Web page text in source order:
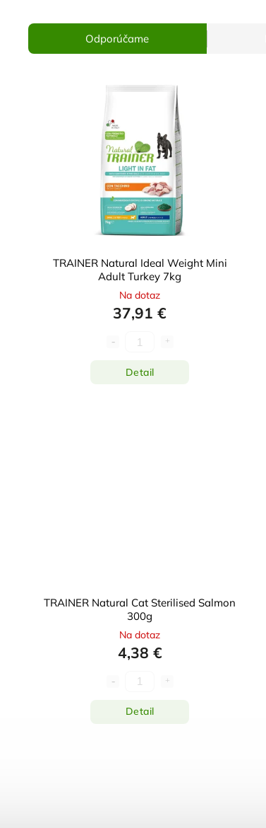
Odporúčame
TRAINER Natural Ideal Weight Mini
Adult Turkey 7kg
Na dotaz
37,91 €
Detail
TRAINER Natural Cat Sterilised Salmon
300g
Na dotaz
4,38 €
Detail